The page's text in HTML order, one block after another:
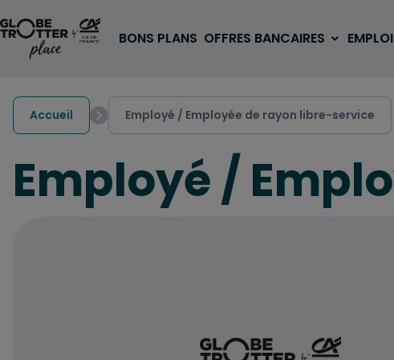
BONS PLANS OFFRES BANCAIRES
A PARTIR DE 3€
SE
Accueil Employé / Employée de rayon libre-service
Employé /